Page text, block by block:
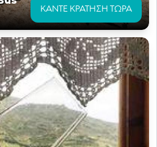
&
ΚΆΝΤΕ ΚΡΆΤΗΣΗ ΤΏΡΑ